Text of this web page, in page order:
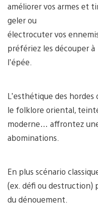
améliorer vos armes et
geler ou
électrocuter vos
préfériez les découper à
l’épée.
L’esthétique des
le folklore oriental,
moderne… affrontez
abominations.
En plus scénario
(ex. défi ou destruction)
du dénouement.